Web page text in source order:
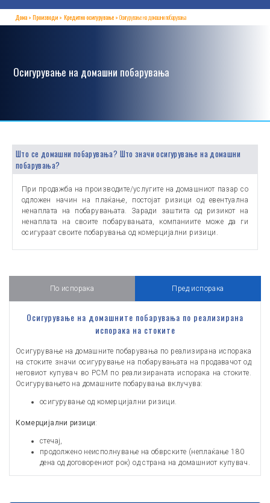
Дома Производи Кредитно осигурување Осигурување на домашни побарувања
Осигурување на домашни побарувања
Што се домашни побарувања? Што значи осигурување на домашни
побарувања?
При продажба на производите/услугите на домашниот пазар со
одложен начин на плаќање, постојат ризици од евентуална
ненаплата на побарувањата. Заради заштита од ризикот на
ненаплата на своите побарувањата, компаниите може да ги
осигураат своите побарувања од комерцијални ризици.
По испорака Пред испорака
Осигурување на домашните побарувања по реализирана
испорака на стоките
Осигурување на домашните побарувања по реализирана испорака
на стоките значи осигурување на побарувањата на продавачот од
неговиот купувач во РСМ по реализираната испорака на стоките.
Осигурувањето на домашните побарувања вклучува:
осигурување од комерцијални ризици.
Комерцијални ризици:
стечај,
продолжено неисполнување на обврските (неплаќање 180
дена од договорениот рок) од страна на домашниот купувач.